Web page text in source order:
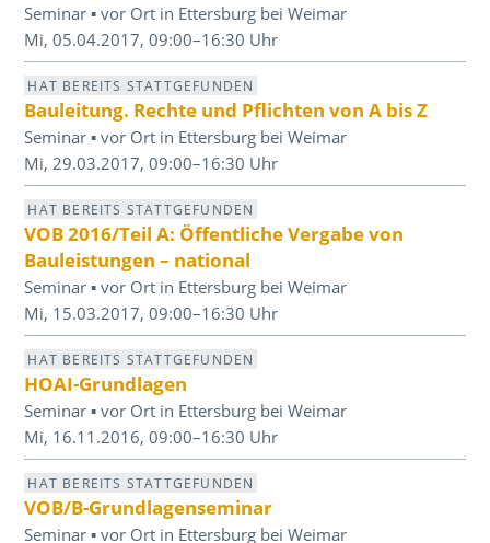
Seminar ▪ vor Ort in Ettersburg bei Weimar
Mi, 05.04.2017, 09:00–16:30 Uhr
HAT BEREITS STATTGEFUNDEN
Bauleitung. Rechte und Pflichten von A bis Z
Seminar ▪ vor Ort in Ettersburg bei Weimar
Mi, 29.03.2017, 09:00–16:30 Uhr
HAT BEREITS STATTGEFUNDEN
VOB 2016/Teil A: Öffentliche Vergabe von
Bauleistungen – national
Seminar ▪ vor Ort in Ettersburg bei Weimar
Mi, 15.03.2017, 09:00–16:30 Uhr
HAT BEREITS STATTGEFUNDEN
HOAI-Grundlagen
Seminar ▪ vor Ort in Ettersburg bei Weimar
Mi, 16.11.2016, 09:00–16:30 Uhr
HAT BEREITS STATTGEFUNDEN
VOB/B-Grundlagenseminar
Seminar ▪ vor Ort in Ettersburg bei Weimar